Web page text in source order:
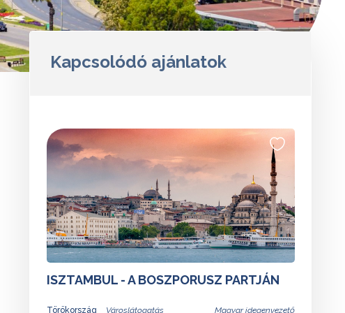
Kapcsolódó ajánlatok
ISZTAMBUL - A BOSZPORUSZ PARTJÁN
Törökország Magyar idegenvezető